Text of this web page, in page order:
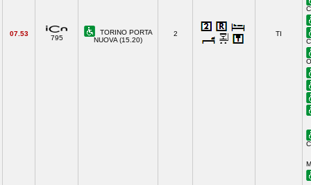
07.53
795
TORINO PORTA
NUOVA (15.20)
2 TI